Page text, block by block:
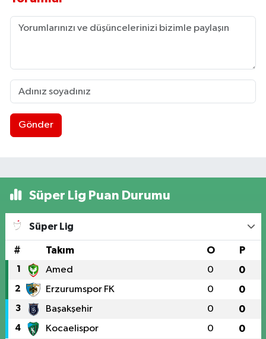
Gönder
Süper Lig Puan Durumu
Süper Lig
# Takım O P
1 Amed 0 0
2 Erzurumspor FK 0 0
3 Başakşehir 0 0
4 Kocaelispor 0 0